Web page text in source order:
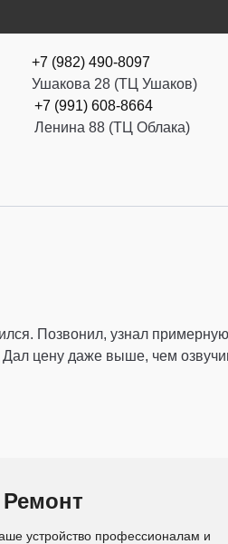
+7 (982) 490-8097
Ушакова 28 (ТЦ Ушаков)
+7 (991) 608-8664
Ленина 88 (ТЦ Облака)
Позвонил, узнал
цену даже выше, чем
устройство профессионалам и